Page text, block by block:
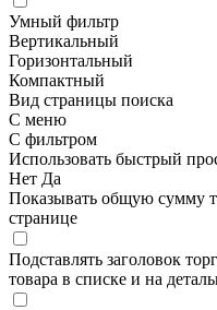
Умный фильтр
Вертикальный
Горизонтальный
Компактный
Вид страницы поиска
С меню
С фильтром
Использовать быстрый
Нет Да
Показывать общую сумму
странице
Подставлять заголовок
товара в списке и на